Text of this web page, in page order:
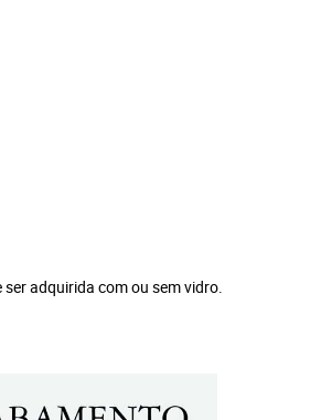
adquirida com ou sem vidro.